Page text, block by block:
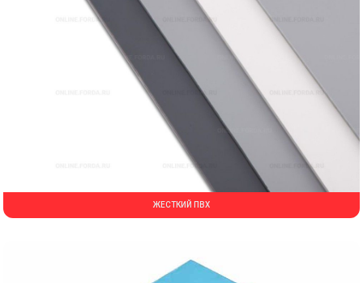
ЖЕСТКИЙ ПВХ